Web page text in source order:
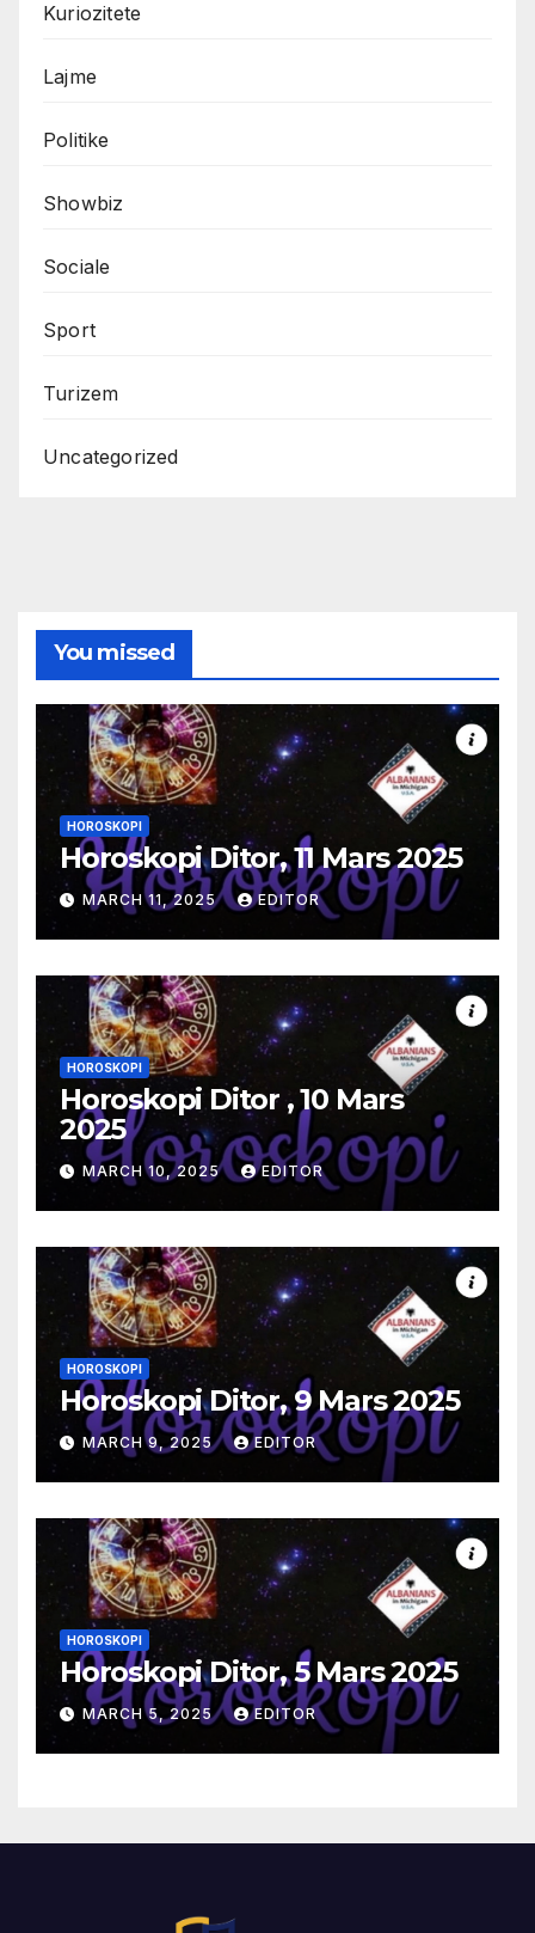
Kuriozitete
Lajme
Politike
Showbiz
Sociale
Sport
Turizem
Uncategorized
You missed
HOROSKOPI
Horoskopi Ditor, 11 Mars 2025
MARCH 11, 2025 EDITOR
HOROSKOPI
Horoskopi Ditor , 10 Mars
2025
MARCH 10, 2025 EDITOR
HOROSKOPI
Horoskopi Ditor, 9 Mars 2025
MARCH 9, 2025 EDITOR
HOROSKOPI
Horoskopi Ditor, 5 Mars 2025
MARCH 5, 2025 EDITOR